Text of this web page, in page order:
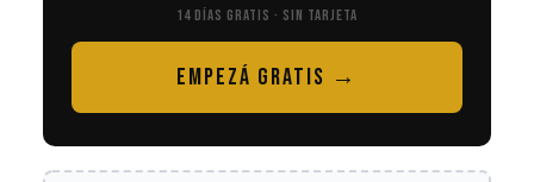
14 DÍAS GRATIS · SIN TARJETA
EMPEZÁ GRATIS →